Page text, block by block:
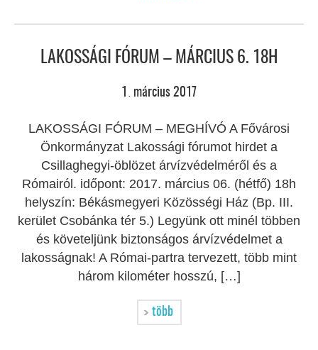
LAKOSSÁGI FÓRUM – MÁRCIUS 6. 18H
. március 2017
LAKOSSÁGI FÓRUM – MEGHÍVÓ A Fővárosi
Önkormányzat Lakossági fórumot hirdet a
Csillaghegyi-öblözet árvízvédelméről és a
Rómairól. időpont: 2017. március 06. (hétfő) 18h
helyszín: Békásmegyeri Közösségi Ház (Bp. III.
kerület Csobánka tér 5.) Legyünk ott minél többen
és követeljünk biztonságos árvízvédelmet a
lakosságnak! A Római-partra tervezett, több mint
három kilométer hosszú, […]
több